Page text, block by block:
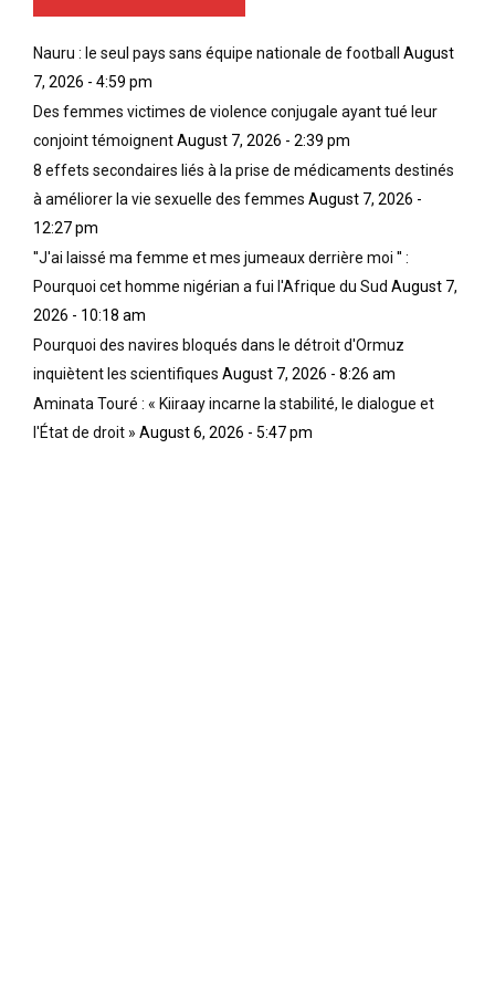
Nauru : le seul pays sans équipe nationale de football
August
7, 2026 - 4:59 pm
Des femmes victimes de violence conjugale ayant tué leur
conjoint témoignentAugust 7, 2026 - 2:39 pm
8 effets secondaires liés à la prise de médicaments destinés
à améliorer la vie sexuelle des femmes August 7, 2026 -
12:27 pm
''J'ai laissé ma femme et mes jumeaux derrière moi '' :
Pourquoi cet homme nigérian a fui l'Afrique du Sud August 7,
2026 - 10:18 am
Pourquoi des navires bloqués dans le détroit d'Ormuz
inquiètent les scientifiques August 7, 2026 - 8:26 am
Aminata Touré : « Kiiraay incarne la stabilité, le dialogue et
l'État de droit » August 6, 2026 - 5:47 pm